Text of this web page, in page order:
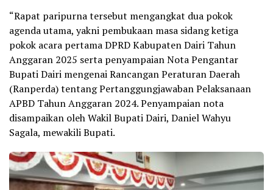
“Rapat paripurna tersebut mengangkat dua pokok
agenda utama, yakni pembukaan masa sidang ketiga
pokok acara pertama DPRD Kabupaten Dairi Tahun
Anggaran 2025 serta penyampaian Nota Pengantar
Bupati Dairi mengenai Rancangan Peraturan Daerah
(Ranperda) tentang Pertanggungjawaban Pelaksanaan
APBD Tahun Anggaran 2024. Penyampaian nota
disampaikan oleh Wakil Bupati Dairi, Daniel Wahyu
Sagala, mewakili Bupati.